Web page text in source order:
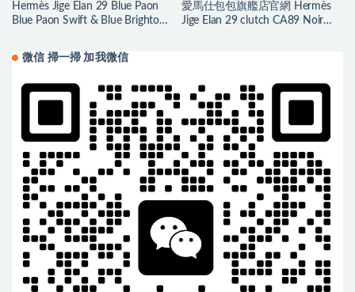
Hermès Jige Elan 29 Blue Paon
Blue Paon Swift & Blue Brighton
愛馬仕包包旗艦店官網 Hermès
Jige Elan 29 clutch CA89 Noir
微信 掃一掃 加我微信